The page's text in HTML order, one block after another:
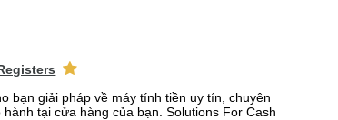
bạn giải pháp về máy tính tiền uy tín, chuyên
tại cửa hàng của bạn. Solutions For Cash